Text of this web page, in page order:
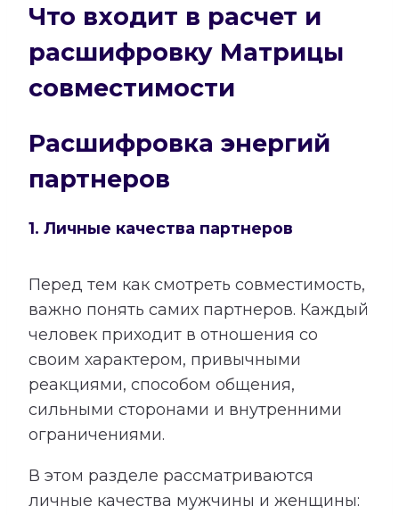
Что входит в расчет и
расшифровку Матрицы
совместимости
Расшифровка энергий
партнеров
1. Личные качества партнеров
Перед тем как смотреть совместимость,
важно понять самих партнеров. Каждый
человек приходит в отношения со
своим характером, привычными
реакциями, способом общения,
сильными сторонами и внутренними
ограничениями.
В этом разделе рассматриваются
личные качества мужчины и женщины: